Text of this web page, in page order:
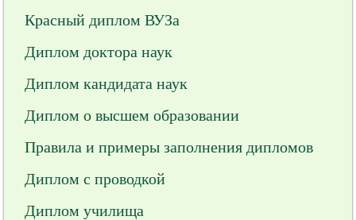
Красный диплом ВУЗа
Диплом доктора наук
Диплом кандидата наук
Диплом о высшем образовании
Правила и примеры заполнения дипломов
Диплом с проводкой
Диплом училища